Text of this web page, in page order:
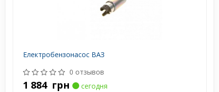
Електробензонасос ВАЗ
0 отзывов
1 884 грн
сегодня